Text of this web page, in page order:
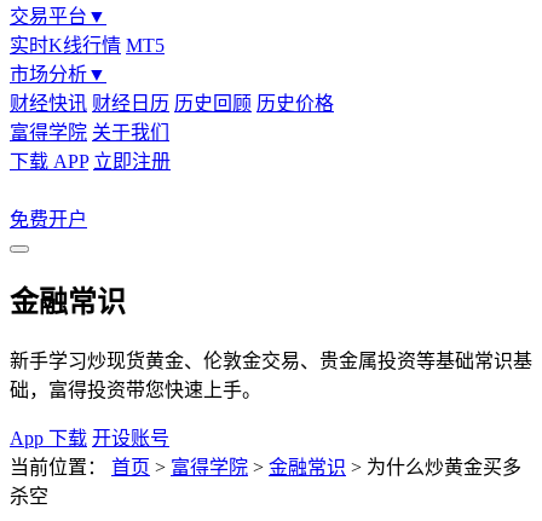
交易平台 ▼
实时K线行情 MT5
市场分析▼
财经快讯 财经日历 历史回顾 历史价格
富得学院 关于我们
下载 APP 立即注册
免费开户
金融常识
新手学习炒现货黄金、伦敦金交易、贵金属投资等基础常识基
础，富得投资带您快速上手。
App 下载 开设账号
当前位置：
首页 > 富得学院 > 金融常识 > 为什么炒黄金买多
杀空